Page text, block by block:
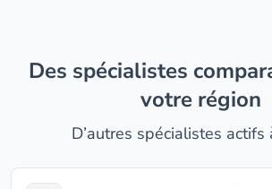
Des spécialistes comparables dans
votre région
D’autres spécialistes actifs